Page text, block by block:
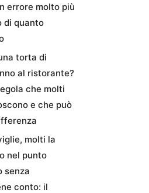
errore molto più
di quanto
torta di
al ristorante?
che molti
e che può
molti la
nel punto
senza
conto: il